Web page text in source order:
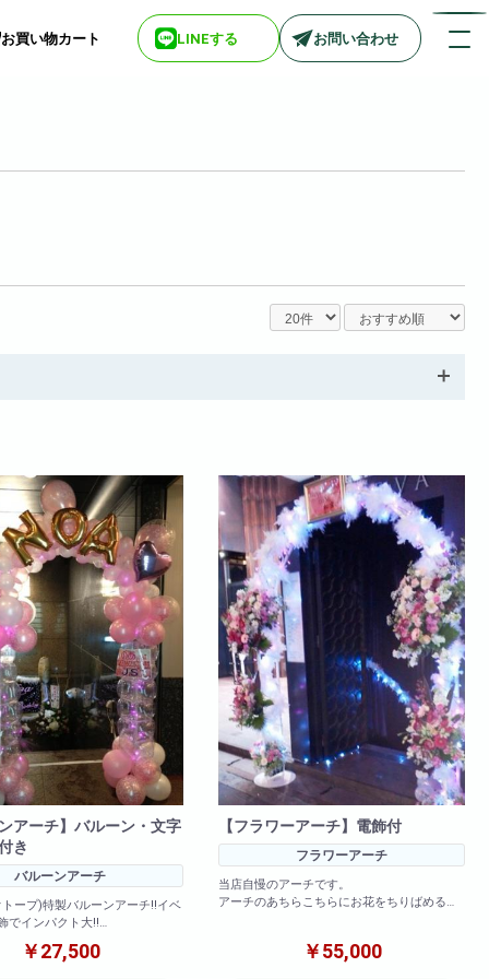
お買い物カート LINEする お問い合わせ
店舗情報一覧
> biotop 北新地店
お買い物カート
Tel:082-249-8787
Fax:082-249-8793
ンアーチ】バルーン・文字
き
バルーンアーチ
ープ)特製バルーンアーチ!!イベ
でインパクト大!!
は必ず備考欄に色合いの指定を
￥27,500
【フラワーアーチ】電飾付
フラワーアーチ
当店自慢のアーチです。
アーチのあちらこちらにお花をちりばめるこ
てもお花が幻想的に輝いてきれいですよ!!
￥55,000